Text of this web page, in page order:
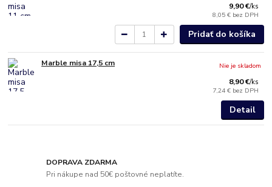
9,90 €/ks
8,05 € bez DPH
Pridať do košíka
Marble misa 17,5 cm
8,90 €/ks
7,24 € bez DPH
Nie je skladom
Detail
DOPRAVA ZDARMA
Pri nákupe nad 50€ poštovné neplatíte.